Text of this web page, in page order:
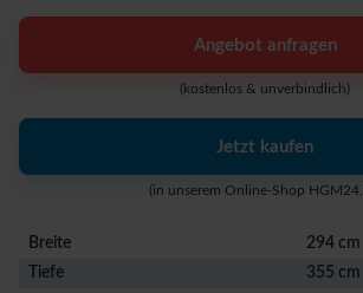
Angebot anfragen
(kostenlos & unverbindlich)
Jetzt kaufen
(in unserem Online-Shop
Breite
294 cm
Tiefe
355 cm